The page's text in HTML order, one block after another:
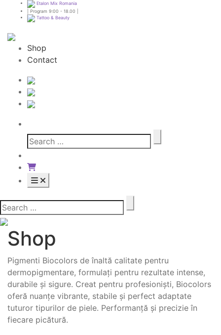
Etalon Mix Romania
| Program 9:00 - 18.00 |
Tattoo & Beauty
Shop
Contact
Shop
Pigmenti Biocolors de înaltă calitate pentru
dermopigmentare, formulați pentru rezultate intense,
durabile și sigure. Creat pentru profesioniști, Biocolors
oferă nuanțe vibrante, stabile și perfect adaptate
tuturor tipurilor de piele. Performanță și precizie în
fiecare picătură.